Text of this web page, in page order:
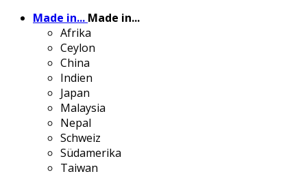
Made in... Made in...
Afrika
Ceylon
China
Indien
Japan
Malaysia
Nepal
Schweiz
Südamerika
Taiwan